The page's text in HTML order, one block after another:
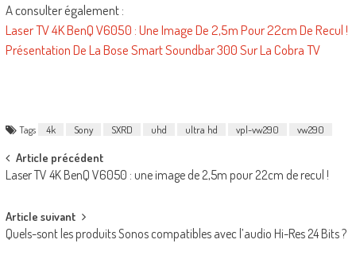
A consulter également :
Laser TV 4K BenQ V6050 : Une Image De 2,5m Pour 22cm De Recul !
Présentation De La Bose Smart Soundbar 300 Sur La Cobra TV
Tags 4k Sony SXRD uhd ultra hd vpl-vw290 vw290
Post
navigation
Article précédent
Laser TV 4K BenQ V6050 : une image de 2,5m pour 22cm de recul !
Article suivant
Quels-sont les produits Sonos compatibles avec l’audio Hi-Res 24 Bits ?